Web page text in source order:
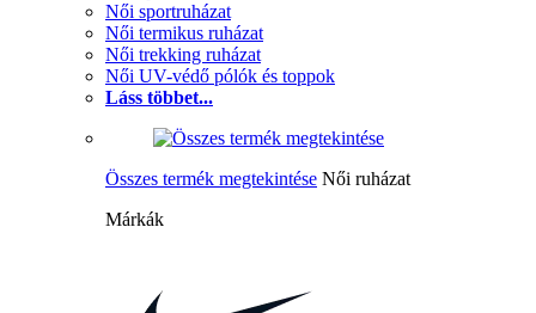
Női sportruházat
Női termikus ruházat
Női trekking ruházat
Női UV-védő pólók és toppok
Láss többet...
Összes termék megtekintése Női ruházat
Márkák